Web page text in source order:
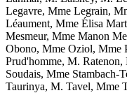
Legavre, Mme Legrain,
Léaument, Mme Élisa
Mesmeur, Mme Manon
Obono, Mme Oziol, Mme
Prud'homme, M.
Soudais, Mme Stambach-
Taurinya, M. Tavel, Mme